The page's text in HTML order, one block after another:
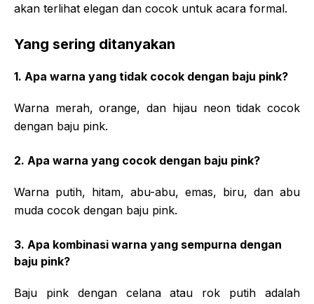
akan terlihat elegan dan cocok untuk acara formal.
Yang sering ditanyakan
1. Apa warna yang tidak cocok dengan baju pink?
Warna merah, orange, dan hijau neon tidak cocok
dengan baju pink.
2. Apa warna yang cocok dengan baju pink?
Warna putih, hitam, abu-abu, emas, biru, dan abu
muda cocok dengan baju pink.
3. Apa kombinasi warna yang sempurna dengan
baju pink?
Baju pink dengan celana atau rok putih adalah